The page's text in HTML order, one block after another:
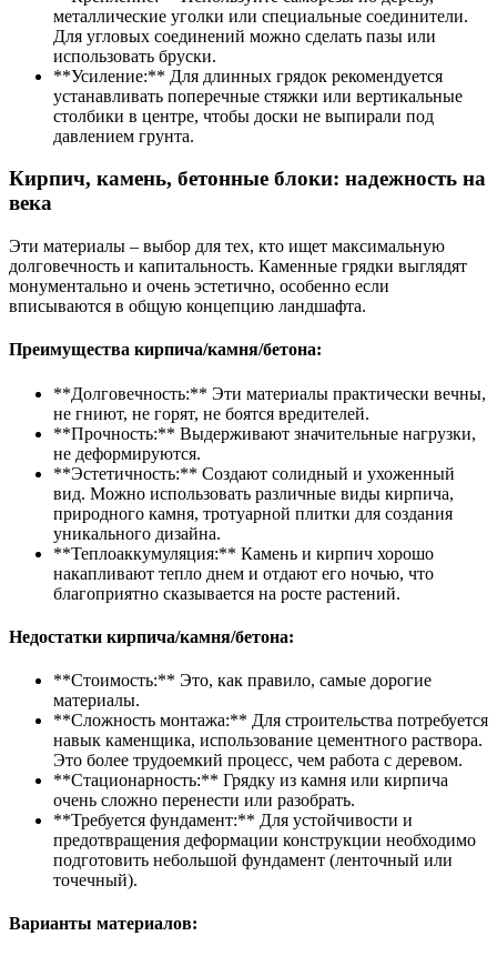
металлические уголки или специальные соединители.
Для угловых соединений можно сделать пазы или
использовать бруски.
**Усиление:** Для длинных грядок рекомендуется
устанавливать поперечные стяжки или вертикальные
столбики в центре, чтобы доски не выпирали под
давлением грунта.
Кирпич, камень, бетонные блоки: надежность на
века
Эти материалы – выбор для тех, кто ищет максимальную
долговечность и капитальность. Каменные грядки выглядят
монументально и очень эстетично, особенно если
вписываются в общую концепцию ландшафта.
Преимущества кирпича/камня/бетона:
**Долговечность:** Эти материалы практически вечны,
не гниют, не горят, не боятся вредителей.
**Прочность:** Выдерживают значительные нагрузки,
не деформируются.
**Эстетичность:** Создают солидный и ухоженный
вид. Можно использовать различные виды кирпича,
природного камня, тротуарной плитки для создания
уникального дизайна.
**Теплоаккумуляция:** Камень и кирпич хорошо
накапливают тепло днем и отдают его ночью, что
благоприятно сказывается на росте растений.
Недостатки кирпича/камня/бетона:
**Стоимость:** Это, как правило, самые дорогие
материалы.
**Сложность монтажа:** Для строительства потребуется
навык каменщика, использование цементного раствора.
Это более трудоемкий процесс, чем работа с деревом.
**Стационарность:** Грядку из камня или кирпича
очень сложно перенести или разобрать.
**Требуется фундамент:** Для устойчивости и
предотвращения деформации конструкции необходимо
подготовить небольшой фундамент (ленточный или
точечный).
Варианты материалов: